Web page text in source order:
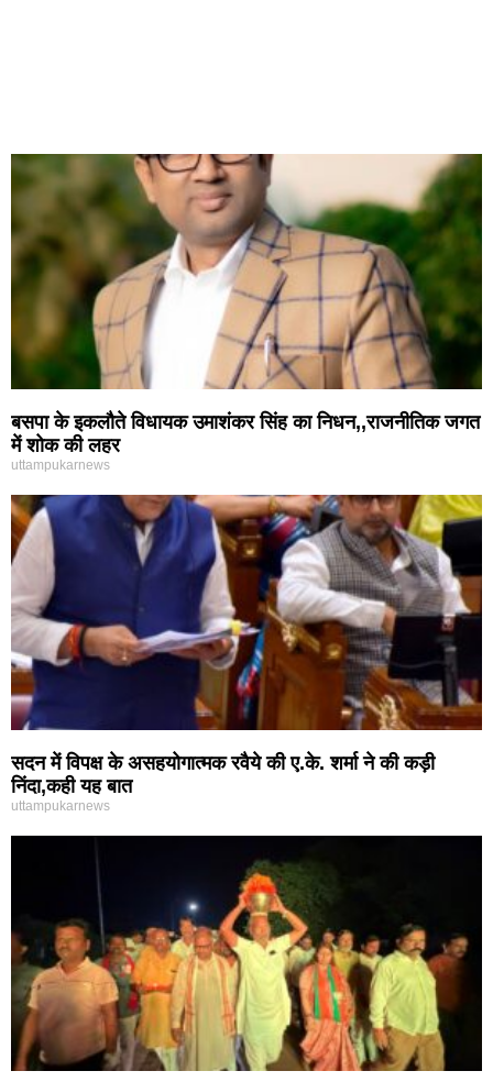
बसपा के इकलौते विधायक उमाशंकर सिंह का निधन,,राजनीतिक जगत
में शोक की लहर
uttampukarnews
सदन में विपक्ष के असहयोगात्मक रवैये की ए.के. शर्मा ने की कड़ी
निंदा,कही यह बात
uttampukarnews